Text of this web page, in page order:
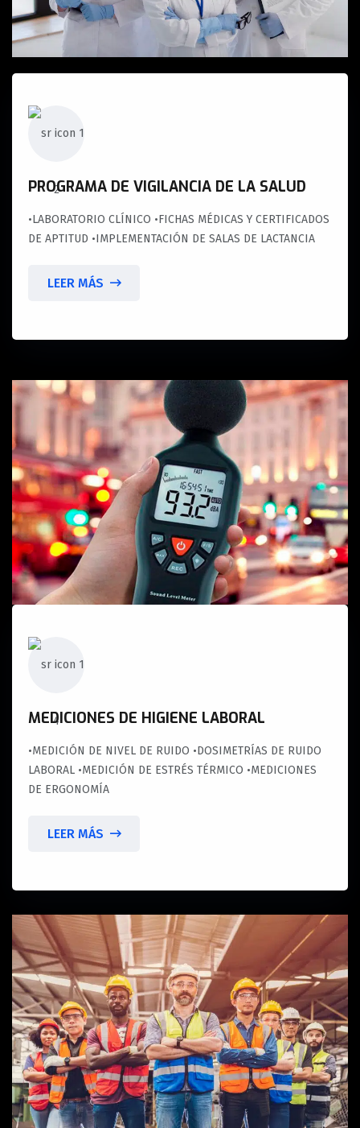
PROGRAMA DE VIGILANCIA DE LA SALUD
•LABORATORIO CLÍNICO •FICHAS MÉDICAS Y CERTIFICADOS
DE APTITUD •IMPLEMENTACIÓN DE SALAS DE LACTANCIA
LEER MÁS
MEDICIONES DE HIGIENE LABORAL
•MEDICIÓN DE NIVEL DE RUIDO •DOSIMETRÍAS DE RUIDO
LABORAL •MEDICIÓN DE ESTRÉS TÉRMICO •MEDICIONES
DE ERGONOMÍA
LEER MÁS